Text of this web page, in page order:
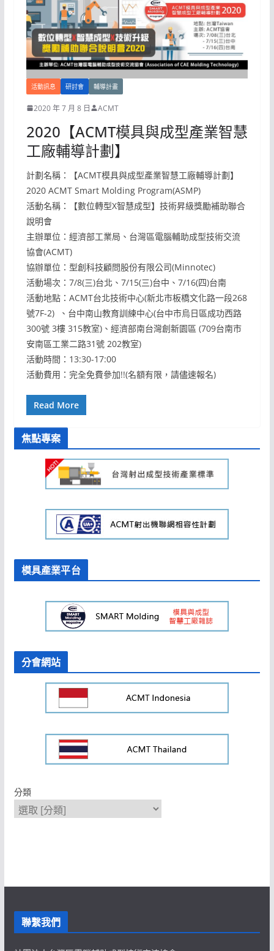
活動訊息 研討會 輔導計畫
2020 年 7 月 8 日 ACMT
2020【ACMT模具與成型產業智慧
工廠輔導計劃】
計劃名稱：【ACMT模具與成型產業智慧工廠輔導計劃】
2020 ACMT Smart Molding Program(ASMP)
活動名稱：【數位轉型X智慧成型】技術昇級獎勵補助聯合
說明會
主辦單位：經濟部工業局、台灣區電腦輔助成型技術交流
協會(ACMT)
協辦單位：型創科技顧問股份有限公司(Minnotec)
活動場次：7/8(三)台北、7/15(三)台中、7/16(四)台南
活動地點：ACMT台北技術中心(新北市板橋文化路一段268
號7F-2) 、台中南山教育訓練中心(台中市烏日區成功西路
300號 3樓 315教室)、經濟部南台灣創新園區 (709台南市
安南區工業二路31號 202教室)
活動時間：13:30-17:00
活動費用：完全免費參加!!(名額有限，請儘速報名)
Read More
焦點專案
模具產業平台
分會網站
分類
聯繫我們